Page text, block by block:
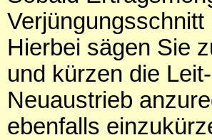
Hierbei sägen Sie
und kürzen die
Neuaustrieb
ebenfalls